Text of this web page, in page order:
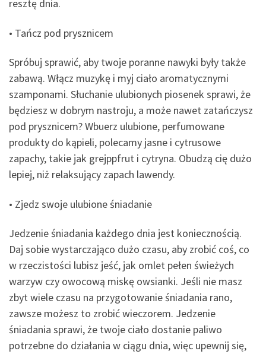
resztę dnia.
• Tańcz pod prysznicem
Spróbuj sprawić, aby twoje poranne nawyki były także
zabawą. Włącz muzykę i myj ciało aromatycznymi
szamponami. Słuchanie ulubionych piosenek sprawi, że
będziesz w dobrym nastroju, a może nawet zatańczysz
pod prysznicem? Wbuerz ulubione, perfumowane
produkty do kąpieli, polecamy jasne i cytrusowe
zapachy, takie jak grejppfrut i cytryna. Obudzą cię dużo
lepiej, niż relaksujący zapach lawendy.
• Zjedz swoje ulubione śniadanie
Jedzenie śniadania każdego dnia jest koniecznością.
Daj sobie wystarczająco dużo czasu, aby zrobić coś, co
w rzeczistości lubisz jeść, jak omlet pełen świeżych
warzyw czy owocową miskę owsianki. Jeśli nie masz
zbyt wiele czasu na przygotowanie śniadania rano,
zawsze możesz to zrobić wieczorem. Jedzenie
śniadania sprawi, że twoje ciało dostanie paliwo
potrzebne do działania w ciągu dnia, więc upewnij się,